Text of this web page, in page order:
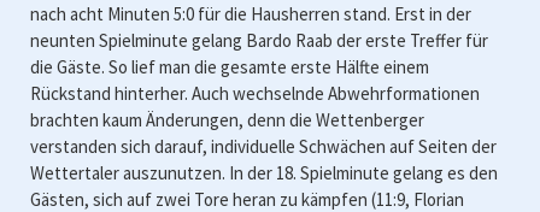
nach acht Minuten 5:0 für die Hausherren stand. Erst in der
neunten Spielminute gelang Bardo Raab der erste Treffer für
die Gäste. So lief man die gesamte erste Hälfte einem
Rückstand hinterher. Auch wechselnde Abwehrformationen
brachten kaum Änderungen, denn die Wettenberger
verstanden sich darauf, individuelle Schwächen auf Seiten der
Wettertaler auszunutzen. In der 18. Spielminute gelang es den
Gästen, sich auf zwei Tore heran zu kämpfen (11:9, Florian